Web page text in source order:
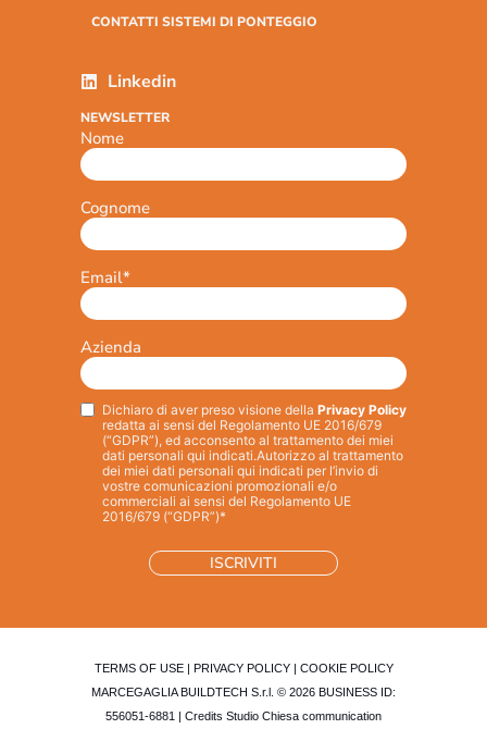
CONTATTI SISTEMI DI PONTEGGIO
Linkedin
NEWSLETTER
Nome
Cognome
Email*
Azienda
Privacy*
Dichiaro di aver preso visione della Privacy Policy
redatta ai sensi del Regolamento UE 2016/679
(“GDPR”), ed acconsento al trattamento dei miei
dati personali qui indicati.Autorizzo al trattamento
dei miei dati personali qui indicati per l’invio di
vostre comunicazioni promozionali e/o
commerciali ai sensi del Regolamento UE
2016/679 (“GDPR”)*
TERMS OF USE| PRIVACY POLICY| COOKIE POLICY
MARCEGAGLIA BUILDTECH S.r.l. © 2026 BUSINESS ID:
556051-6881 | Credits Studio Chiesa communication